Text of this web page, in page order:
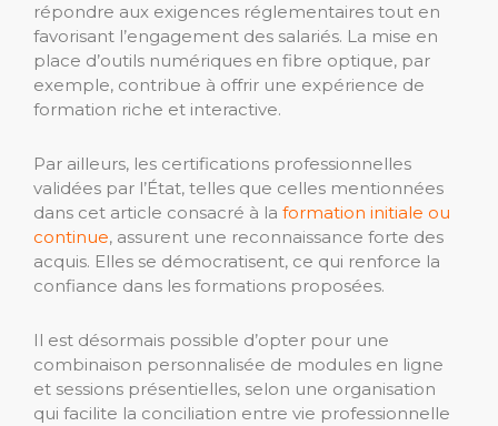
répondre aux exigences réglementaires tout en
favorisant l’engagement des salariés. La mise en
place d’outils numériques en fibre optique, par
exemple, contribue à offrir une expérience de
formation riche et interactive.
Par ailleurs, les certifications professionnelles
validées par l’État, telles que celles mentionnées
dans cet article consacré à la formation initiale ou
continue, assurent une reconnaissance forte des
acquis. Elles se démocratisent, ce qui renforce la
confiance dans les formations proposées.
Il est désormais possible d’opter pour une
combinaison personnalisée de modules en ligne
et sessions présentielles, selon une organisation
qui facilite la conciliation entre vie professionnelle